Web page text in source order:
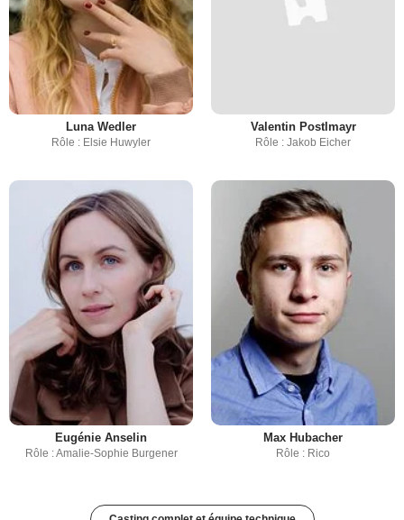
Luna Wedler
Rôle : Elsie Huwyler
Valentin Postlmayr
Rôle : Jakob Eicher
Eugénie Anselin
Rôle : Amalie-Sophie Burgener
Max Hubacher
Rôle : Rico